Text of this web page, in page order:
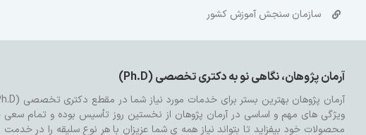
سازمان سنجش آموزش کشور
آرمان پژوهان، نگاهی نو به دکتری تخصصی (Ph.D)
ویژگی های مهم و اساسی در آرمان پژوهان از نخستین روز تأسیس بوده و تمام سعی
محصولات خود بیفزاید تا بتواند نیاز همه ی شما عزیزان با هر نوع سلیقه را در